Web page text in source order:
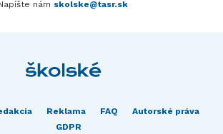
nám skolske@tasr.sk
Reklama FAQ
Autorské práva
GDPR